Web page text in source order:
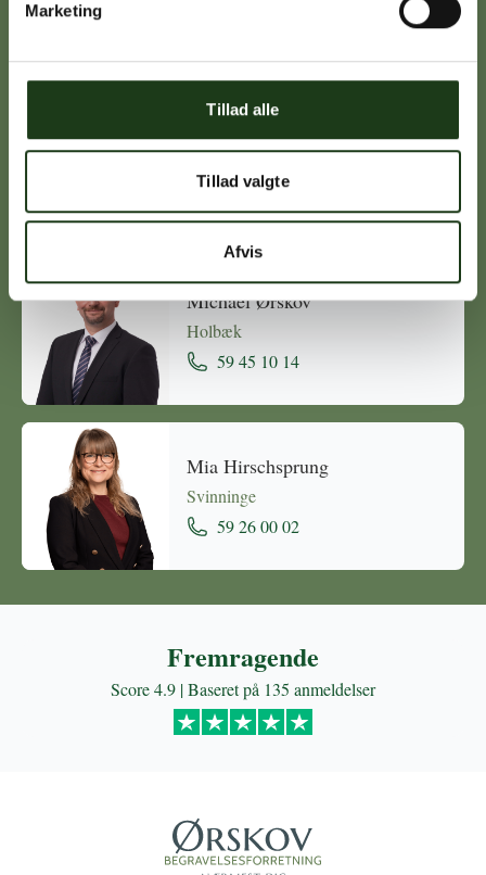
Marketing
Tillad alle
Tillad valgte
Afvis
Birgitte Poulsen
59 31 75 95
Michael Ørskov
Holbæk
59 45 10 14
Mia Hirschsprung
Svinninge
59 26 00 02
Fremragende
Score 4.9 | Baseret på 135 anmeldelser